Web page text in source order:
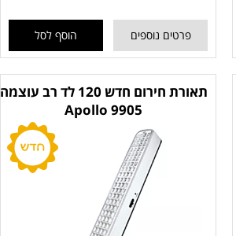
פרטים נוספים הוסף לסל
תאורת חירום חדש 120 לד רב עוצמה
Apollo 9905